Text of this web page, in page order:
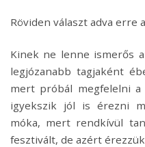
Röviden választ adva erre
Kinek ne lenne ismerős
legjózanabb tagjaként
mert próbál megfelelni a
igyekszik jól is érezni
móka, mert rendkívül
fesztivált, de azért